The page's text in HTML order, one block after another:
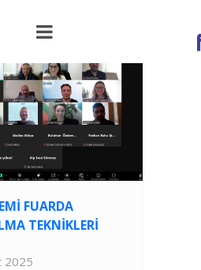
FUARDA
TEKNIKLERI
2025